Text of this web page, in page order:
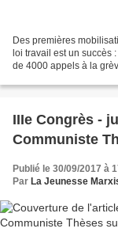
Des premières
loi travail est un succès
de 4000 appels à la
IIIe Congrès - juin 1921
Publié le 30/09/2017 à
Par La Jeunesse